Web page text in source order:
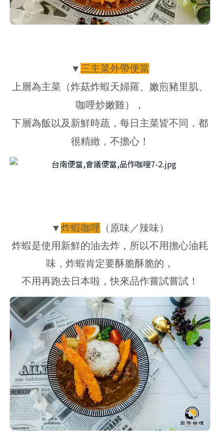
▼ 三主菜外帶便當
上層為主菜（炸菇炸蝦天婦羅、嫩煎豬里肌、
咖哩炒嫩雞），
下層為飯以及新鮮時蔬，每日主菜皆不同，都
很精緻，不擔心！
▼炸蝦咖哩 （ 原味／辣味）
炸蝦是使用新鮮的油去炸，所以不用擔心油耗
味，炸蝦肯定要酥脆酥脆的，
不用再跑去日本啦，快來品作嘗試嘗試！